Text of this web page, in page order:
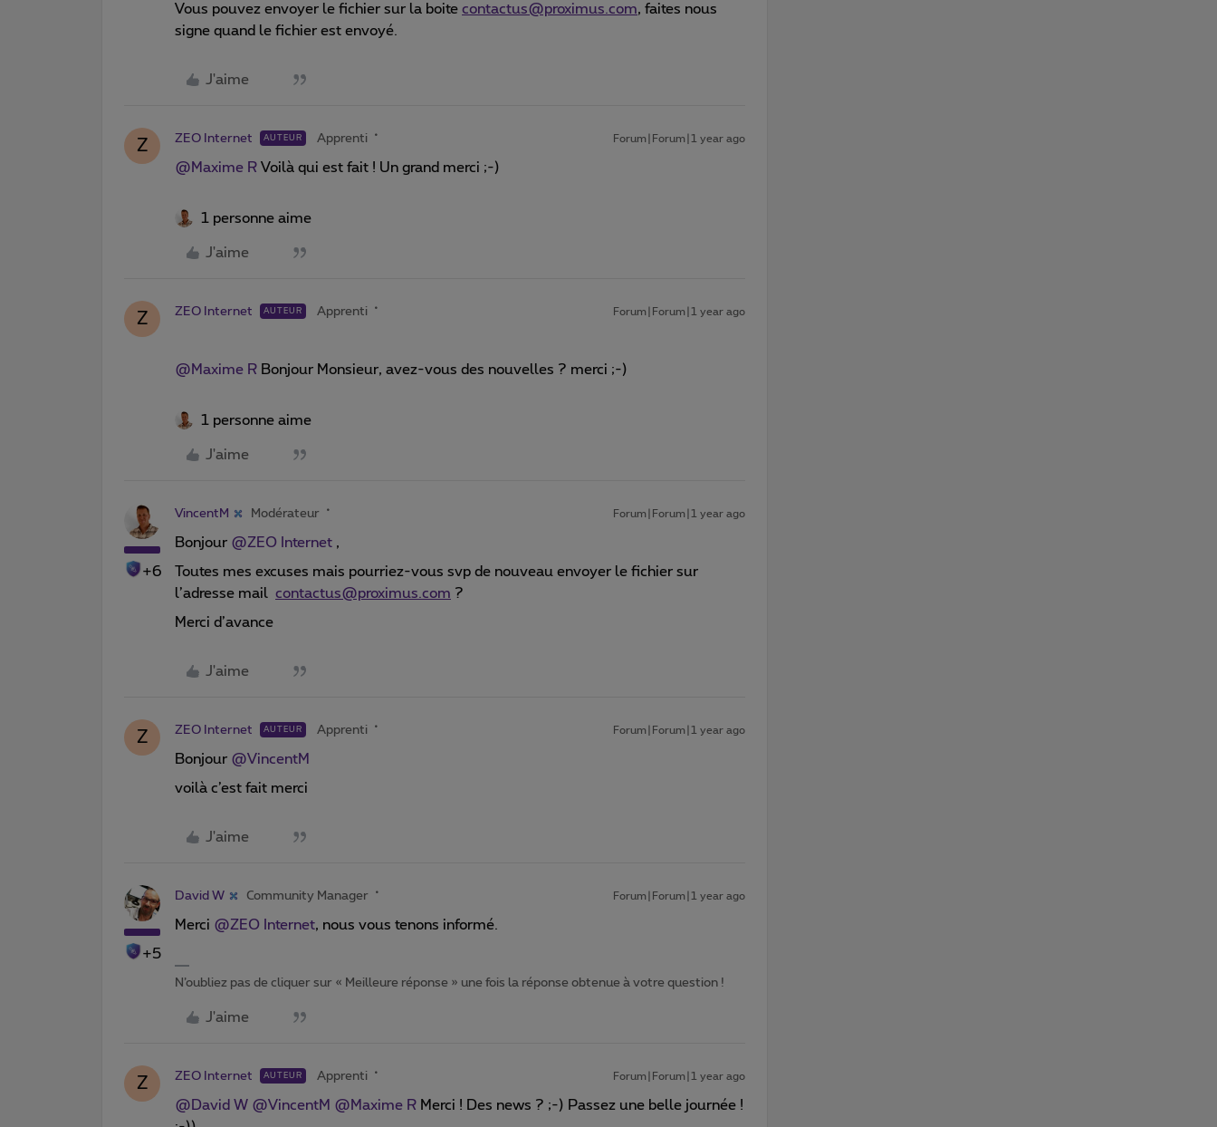
Vous pouvez envoyer le fichier sur la boite contactus@proximus.com, faites nous
signe quand le fichier est envoyé.
J'aime
Z ZEO Internet AUTEUR Apprenti Forum|Forum|1 year ago
@Maxime R Voilà qui est fait ! Un grand merci ;-)
1 personne aime
J'aime
Z ZEO Internet AUTEUR Apprenti Forum|Forum|1 year ago
@Maxime R Bonjour Monsieur, avez-vous des nouvelles ? merci ;-)
1 personne aime
J'aime
+6
VincentM Modérateur Forum|Forum|1 year ago
Bonjour ​ @ZEO Internet ,
Toutes mes excuses mais pourriez-vous svp de nouveau envoyer le fichier sur
l’adresse mail contactus@proximus.com ?
Merci d’avance
J'aime
Z ZEO Internet AUTEUR Apprenti Forum|Forum|1 year ago
Bonjour ​ @VincentM
voilà c’est fait merci
J'aime
+5
David W Community Manager Forum|Forum|1 year ago
Merci ​ @ZEO Internet, nous vous tenons informé.
N’oubliez pas de cliquer sur « Meilleure réponse » une fois la réponse obtenue à votre question !
J'aime
Z ZEO Internet AUTEUR Apprenti Forum|Forum|1 year ago
@David W @VincentM @Maxime R Merci ! Des news ? ;-) Passez une belle journée !